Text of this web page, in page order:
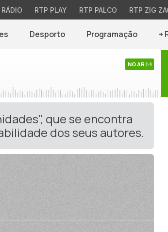
RÁDIO RTP PLAY RTP PALCO RTP ZIG
Desporto Programação +
NO AR
que se encontra
dos seus autores.